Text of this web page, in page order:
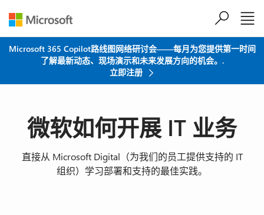
Microsoft 365 Copilot路线图网络研讨会——每月为您提供第一时间
了解最新动态、现场演示和未来发展方向的机会。.
立即注册
微软如何开展 IT 业务
直接从 Microsoft Digital（为我们的员工提供支持的 IT
组织）学习部署和支持的最佳实践。